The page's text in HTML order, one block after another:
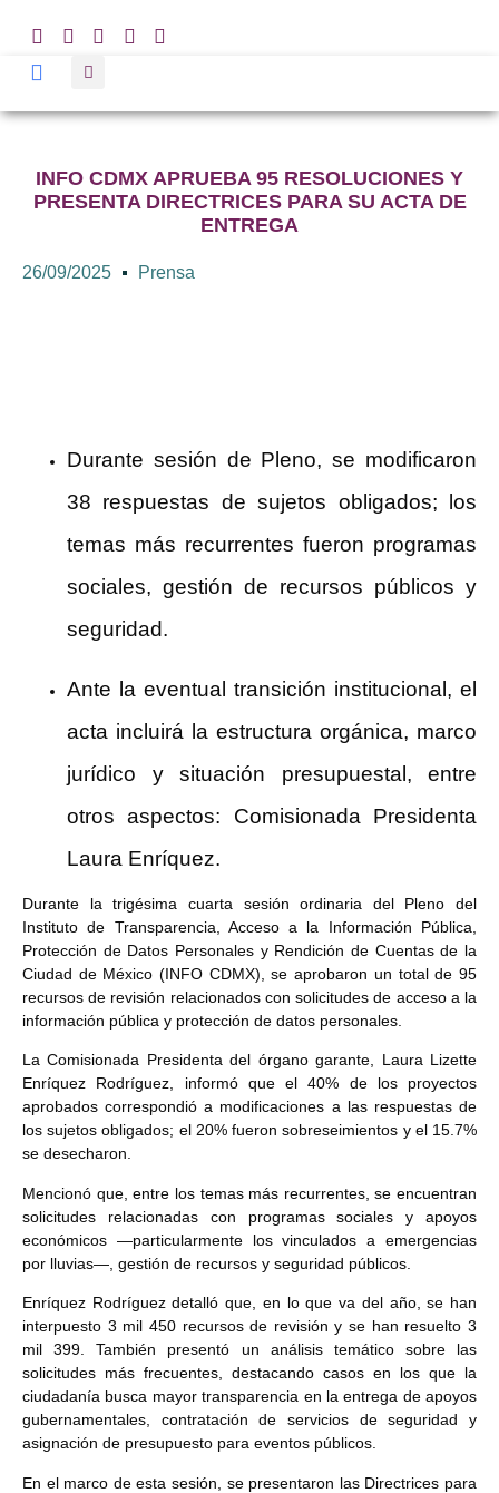
INFO CDMX APRUEBA 95 RESOLUCIONES Y
PRESENTA DIRECTRICES PARA SU ACTA DE
ENTREGA
26/09/2025 Prensa
Durante sesión de Pleno, se modificaron
38 respuestas de sujetos obligados; los
temas más recurrentes fueron programas
sociales, gestión de recursos públicos y
seguridad.
Ante la eventual transición institucional, el
acta incluirá la estructura orgánica, marco
jurídico y situación presupuestal, entre
otros aspectos: Comisionada Presidenta
Laura Enríquez.
Durante la trigésima cuarta sesión ordinaria del Pleno del
Instituto de Transparencia, Acceso a la Información Pública,
Protección de Datos Personales y Rendición de Cuentas de la
Ciudad de México (INFO CDMX), se aprobaron un total de 95
recursos de revisión relacionados con solicitudes de acceso a la
información pública y protección de datos personales.
La Comisionada Presidenta del órgano garante, Laura Lizette
Enríquez Rodríguez, informó que el 40% de los proyectos
aprobados correspondió a modificaciones a las respuestas de
los sujetos obligados; el 20% fueron sobreseimientos y el 15.7%
se desecharon.
Mencionó que, entre los temas más recurrentes, se encuentran
solicitudes relacionadas con programas sociales y apoyos
económicos —particularmente los vinculados a emergencias
por lluvias—, gestión de recursos y seguridad públicos.
Enríquez Rodríguez detalló que, en lo que va del año, se han
interpuesto 3 mil 450 recursos de revisión y se han resuelto 3
mil 399. También presentó un análisis temático sobre las
solicitudes más frecuentes, destacando casos en los que la
ciudadanía busca mayor transparencia en la entrega de apoyos
gubernamentales, contratación de servicios de seguridad y
asignación de presupuesto para eventos públicos.
En el marco de esta sesión, se presentaron las Directrices para